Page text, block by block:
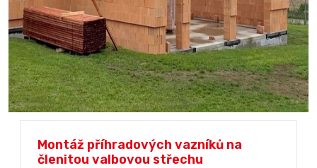
Montáž příhradových vazníků na
členitou valbovou střechu